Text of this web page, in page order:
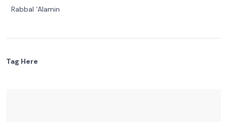
Rabbal ‘Alamin
Tag Here